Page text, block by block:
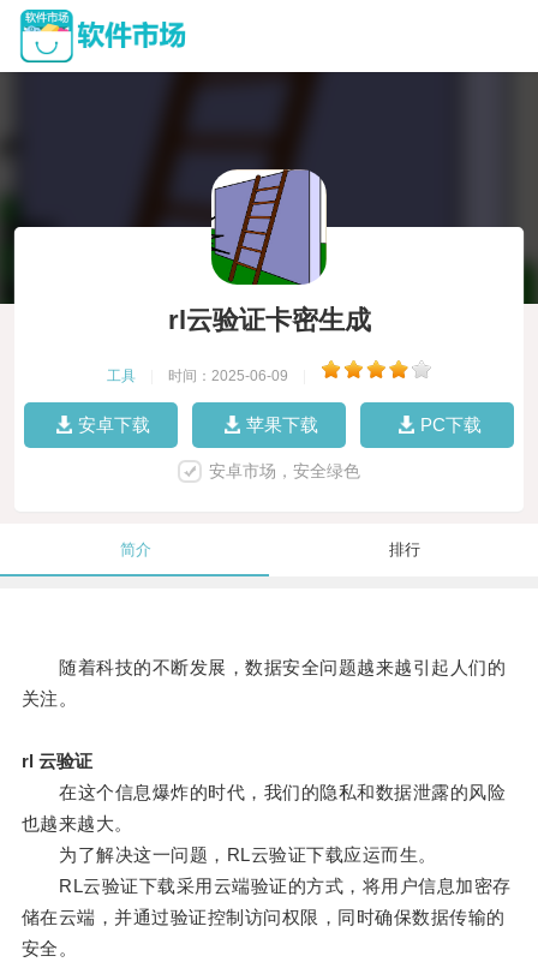
rl云验证卡密生成
工具 时间：2025-06-09
安卓下载 苹果下载 PC下载
安卓市场，安全绿色
简介 排行
随着科技的不断发展，数据安全问题越来越引起人们的
关注。
rl 云验证
在这个信息爆炸的时代，我们的隐私和数据泄露的风险
也越来越大。
为了解决这一问题，RL云验证下载应运而生。
RL云验证下载采用云端验证的方式，将用户信息加密存
储在云端，并通过验证控制访问权限，同时确保数据传输的
安全。